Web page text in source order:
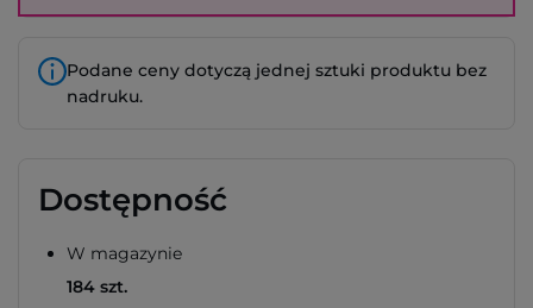
Podane ceny dotyczą jednej sztuki produktu bez
nadruku.
Dostępność
W magazynie
184 szt.